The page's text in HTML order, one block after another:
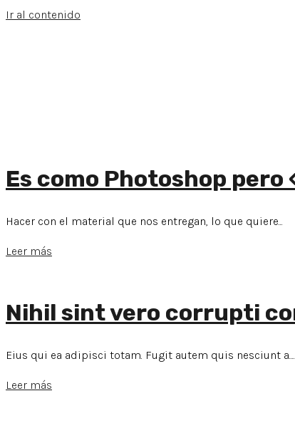
Ir al contenido
Es como Photoshop pero
Hacer con el material que nos entregan, lo que quiere...
Leer más
Nihil sint vero corrupti
Eius qui ea adipisci totam. Fugit autem quis nesciunt a....
Leer más